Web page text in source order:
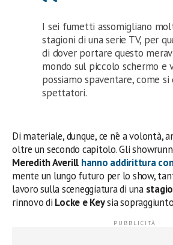
I sei fumetti assomigliano
stagioni di una serie TV, per
di dover portare questo
mondo sul piccolo schermo e
possiamo spaventare, come si
spettatori.
Di materiale, dunque, ce n’è a volontà,
oltre un secondo capitolo. Gli
Meredith Averill hanno addirittura
mente un lungo futuro per lo show,
lavoro sulla sceneggiatura di una
rinnovo di Locke e Keysia